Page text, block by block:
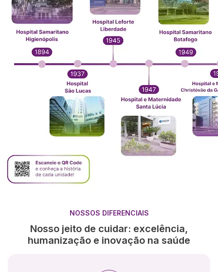
NOSSOS DIFERENCIAIS
Nosso jeito de cuidar: excelência,
humanização e inovação na saúde